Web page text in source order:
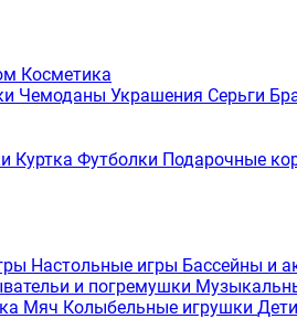
Косметика
Чемоданы Украшения Серьги
Куртка Футболки Подарочные
Настольные игры Бассейны и
и погремушки
Мяч Колыбельные игрушки